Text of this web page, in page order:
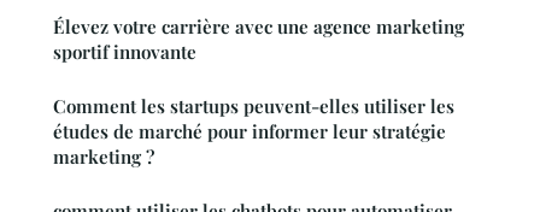
Élevez votre carrière avec une agence marketing
sportif innovante
Comment les startups peuvent-elles utiliser les
études de marché pour informer leur stratégie
marketing ?